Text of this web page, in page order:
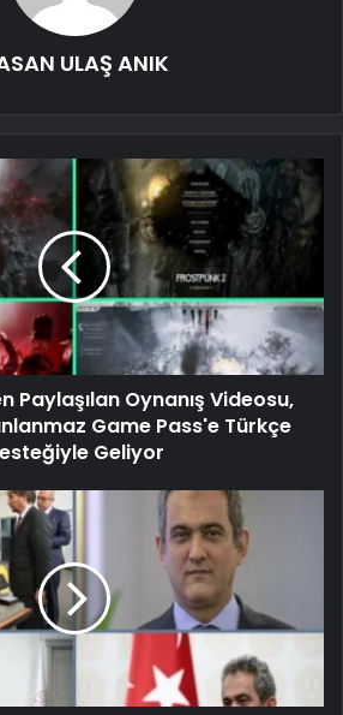
ULAŞ ANIK
Paylaşılan Oynanış Videosu,
Game Pass'e Türkçe
Geliyor